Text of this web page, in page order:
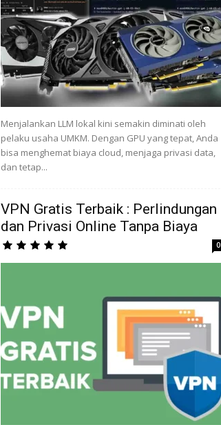
Menjalankan LLM lokal kini semakin diminati oleh
pelaku usaha UMKM. Dengan GPU yang tepat, Anda
bisa menghemat biaya cloud, menjaga privasi data,
dan tetap...
VPN Gratis Terbaik : Perlindungan
dan Privasi Online Tanpa Biaya
0